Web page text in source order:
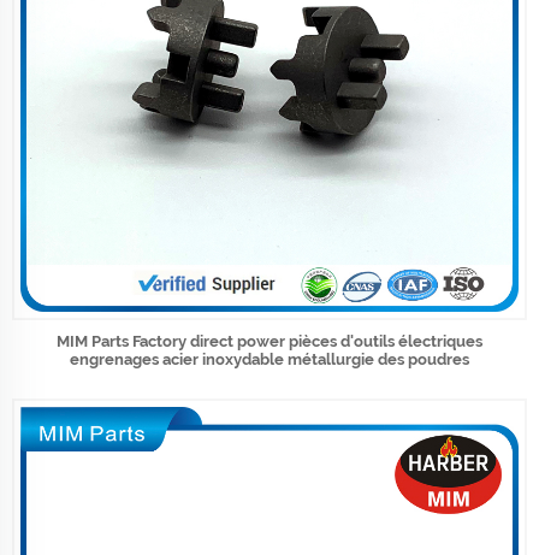
MIM Parts Factory direct power pièces d'outils électriques
engrenages acier inoxydable métallurgie des poudres